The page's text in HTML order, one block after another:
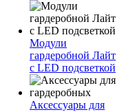
Модули
гардеробной Лайт
с LED подсветкой
Аксессуары для